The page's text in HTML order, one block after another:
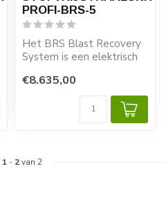
PROFI-BRS-5
Het BRS Blast Recovery
System is een elektrisch
drukstraal...
€8.635,00
1 - 2van 2